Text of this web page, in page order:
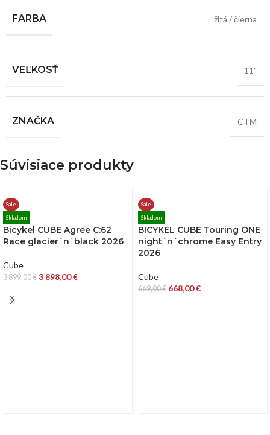
FARBA žltá / čierna
VEĽKOSŤ 11"
ZNAČKA CTM
Súvisiace produkty
Sale
Skladom
Bicykel CUBE Agree C:62
Race glacier´n´black 2026
Cube
3 899,00€ 3 898,00€
Sale
Skladom
BICYKEL CUBE Touring ONE
night´n´chrome Easy Entry
2026
Cube
669,00€ 668,00€